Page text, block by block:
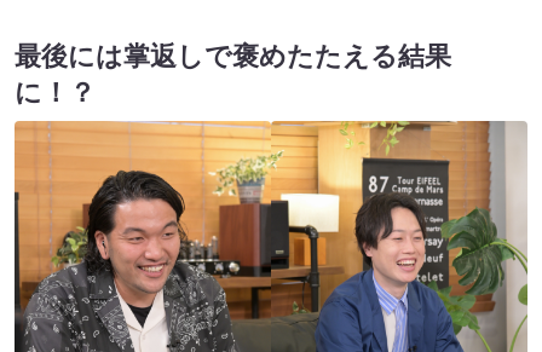
最後には掌返しで褒めたたえる結果
に！？